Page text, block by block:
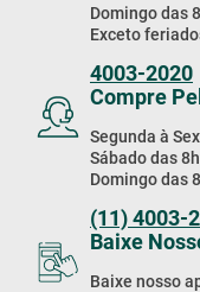
Domingo das
Exceto
4003-2020
Compre
Segunda à
Sábado das
Domingo das
(11) 4003-
Baixe
Baixe nosso